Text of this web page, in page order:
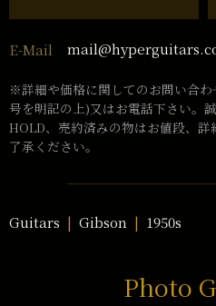
E-Mail
※詳細や価格に関してのお問い合
号を明記の上)又はお電話下さい。
HOLD、売約済みの物はお値段、
了承ください。
Guitars Gibson 1950s
Photo